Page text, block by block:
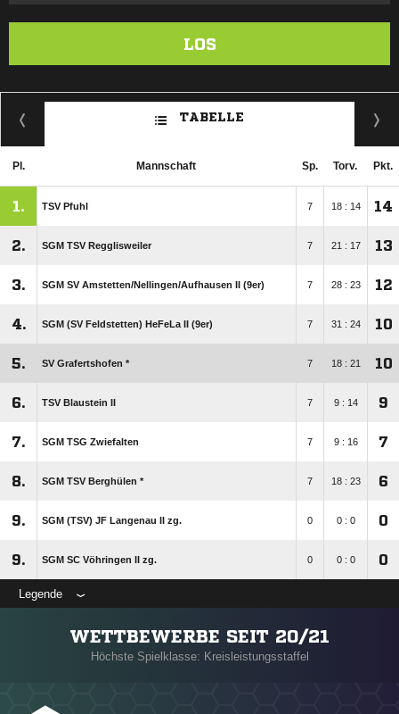
LOS
TABELLE
Pl. Mannschaft Sp. Torv. Pkt.
1. TSV Pfuhl 7 18 : 14 14
2. SGM TSV Regglisweiler 7 21 : 17 13
3. SGM SV Amstetten/​Nellingen/​Aufhausen II (9er) 7 28 : 23 12
4. SGM (SV Feldstetten) HeFeLa II (9er) 7 31 : 24 10
5. SV Grafertshofen * 7 18 : 21 10
6. TSV Blaustein II 7 9 : 14 9
7. SGM TSG Zwiefalten 7 9 : 16 7
8. SGM TSV Berghülen * 7 18 : 23 6
9. SGM (TSV) JF Langenau II zg. 0 0 : 0 0
9. SGM SC Vöhringen II zg. 0 0 : 0 0
Legende
WETTBEWERBE SEIT 20/21
Höchste Spielklasse: Kreisleistungsstaffel